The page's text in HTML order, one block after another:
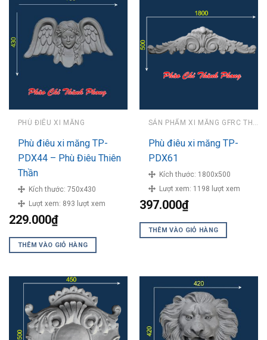
PHÙ ĐIÊU XI MĂNG
Phù điêu xi măng TP-
PDX44 – Phù Điêu Thiên
Thần
Kích thước: 750x430
Lượt xem: 893 lượt xem
229.000₫
THÊM VÀO GIỎ HÀNG
Phù điêu xi măng TP-
PDX61
Kích thước: 1800x500
Lượt xem: 1198 lượt xem
397.000₫
THÊM VÀO GIỎ HÀNG